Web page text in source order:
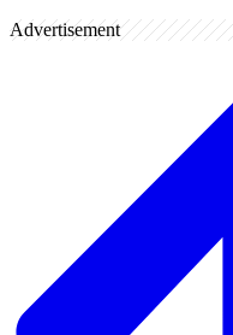
Advertisement